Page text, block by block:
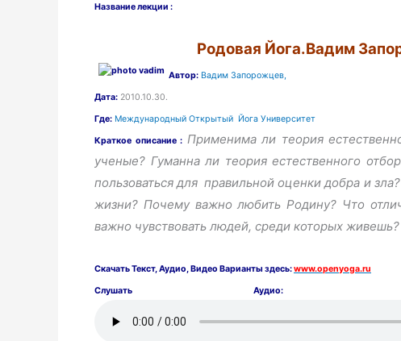
Название лекции :
Родовая Йога.Вадим
Автор: Вадим Запорожцев,
Дата: 2010.10.30.
Где: Международный Открытый Йога Университет
Краткое описание : Применима ли теория
ученые? Гуманна ли теория естественного
пользоваться для правильной оценки добра и
жизни? Почему важно любить Родину? Что
важно чувствовать людей, среди которых живешь?
СкачатьТекст,Аудио, Видео Варианты здесь:www.openyoga.ru
Слушать Аудио: